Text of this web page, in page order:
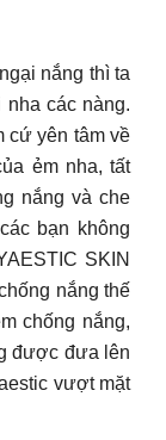
nắng thì ta
các nàng.
cứ yên tâm về
ẻm nha, tất
nắng và che
bạn không
SKIN
nắng thế
chống nắng,
được đưa lên
vượt mặt